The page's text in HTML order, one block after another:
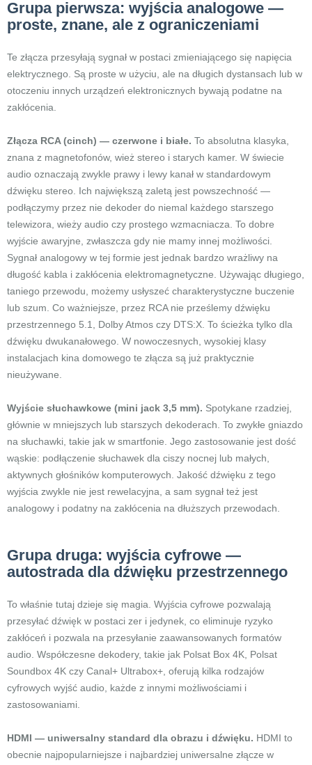
Grupa pierwsza: wyjścia analogowe —
proste, znane, ale z ograniczeniami
Te złącza przesyłają sygnał w postaci zmieniającego się napięcia
elektrycznego. Są proste w użyciu, ale na długich dystansach lub w
otoczeniu innych urządzeń elektronicznych bywają podatne na
zakłócenia.
Złącza RCA (cinch) — czerwone i białe. To absolutna klasyka,
znana z magnetofonów, wież stereo i starych kamer. W świecie
audio oznaczają zwykle prawy i lewy kanał w standardowym
dźwięku stereo. Ich największą zaletą jest powszechność —
podłączymy przez nie dekoder do niemal każdego starszego
telewizora, wieży audio czy prostego wzmacniacza. To dobre
wyjście awaryjne, zwłaszcza gdy nie mamy innej możliwości.
Sygnał analogowy w tej formie jest jednak bardzo wrażliwy na
długość kabla i zakłócenia elektromagnetyczne. Używając długiego,
taniego przewodu, możemy usłyszeć charakterystyczne buczenie
lub szum. Co ważniejsze, przez RCA nie prześlemy dźwięku
przestrzennego 5.1, Dolby Atmos czy DTS:X. To ścieżka tylko dla
dźwięku dwukanałowego. W nowoczesnych, wysokiej klasy
instalacjach kina domowego te złącza są już praktycznie
nieużywane.
Wyjście słuchawkowe (mini jack 3,5 mm). Spotykane rzadziej,
głównie w mniejszych lub starszych dekoderach. To zwykłe gniazdo
na słuchawki, takie jak w smartfonie. Jego zastosowanie jest dość
wąskie: podłączenie słuchawek dla ciszy nocnej lub małych,
aktywnych głośników komputerowych. Jakość dźwięku z tego
wyjścia zwykle nie jest rewelacyjna, a sam sygnał też jest
analogowy i podatny na zakłócenia na dłuższych przewodach.
Grupa druga: wyjścia cyfrowe —
autostrada dla dźwięku przestrzennego
To właśnie tutaj dzieje się magia. Wyjścia cyfrowe pozwalają
przesyłać dźwięk w postaci zer i jedynek, co eliminuje ryzyko
zakłóceń i pozwala na przesyłanie zaawansowanych formatów
audio. Współczesne dekodery, takie jak Polsat Box 4K, Polsat
Soundbox 4K czy Canal+ Ultrabox+, oferują kilka rodzajów
cyfrowych wyjść audio, każde z innymi możliwościami i
zastosowaniami.
HDMI — uniwersalny standard dla obrazu i dźwięku. HDMI to
obecnie najpopularniejsze i najbardziej uniwersalne złącze w